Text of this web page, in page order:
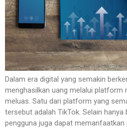
Dalam era digital yang semakin
menghasilkan uang melalui platform
meluas. Satu dari platform yang
tersebut adalah TikTok. Selain
pengguna juga dapat